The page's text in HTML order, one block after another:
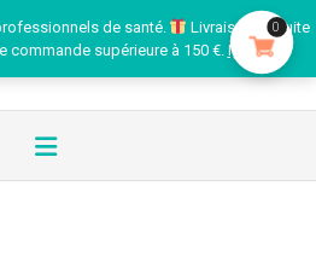
de santé.
Livraison gratuite
commande supérieure à 150 €. Ignorer
0